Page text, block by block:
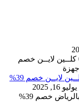
شركة تنظيف بالرياض 0556501701 كلــين لايــن خصم 39%
يوليو 16, 2025